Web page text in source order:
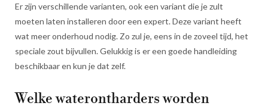
Er zijn verschillende varianten, ook een variant die je zult
moeten laten installeren door een expert. Deze variant heeft
wat meer onderhoud nodig. Zo zul je, eens in de zoveel tijd, het
speciale zout bijvullen. Gelukkig is er een goede handleiding
beschikbaar en kun je dat zelf.
Welke waterontharders worden